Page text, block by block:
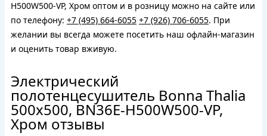
H500W500-VP, Хром оптом и в розницу можно на сайте или
по телефону: +7 (495) 664-6055 +7 (926) 706-6055. При
желании вы всегда можете посетить наш офлайн-магазин
и оценить товар вживую.
Электрический
полотенцесушитель Bonna Thalia
500x500, BN36E-H500W500-VP,
Хром отзывы